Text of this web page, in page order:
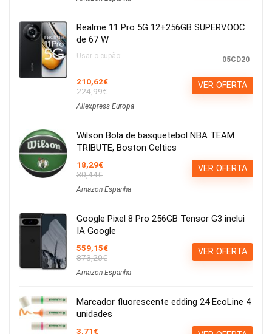
Realme 11 Pro 5G 12+256GB SUPERVOOC
de 67 W
Usar o cupão: 05CD20
210,62€
224,99€
Aliexpress Europa
VER OFERTA
Wilson Bola de basquetebol NBA TEAM
TRIBUTE, Boston Celtics
18,29€
30,44€
Amazon Espanha
VER OFERTA
Google Pixel 8 Pro 256GB Tensor G3 inclui
IA Google
559,15€
873,20€
Amazon Espanha
VER OFERTA
Marcador fluorescente edding 24 EcoLine 4
unidades
3,71€